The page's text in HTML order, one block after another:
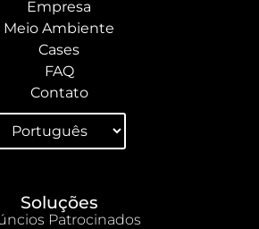
Empresa
Meio Ambiente
Cases
FAQ
Contato
Soluções
Patrocinados